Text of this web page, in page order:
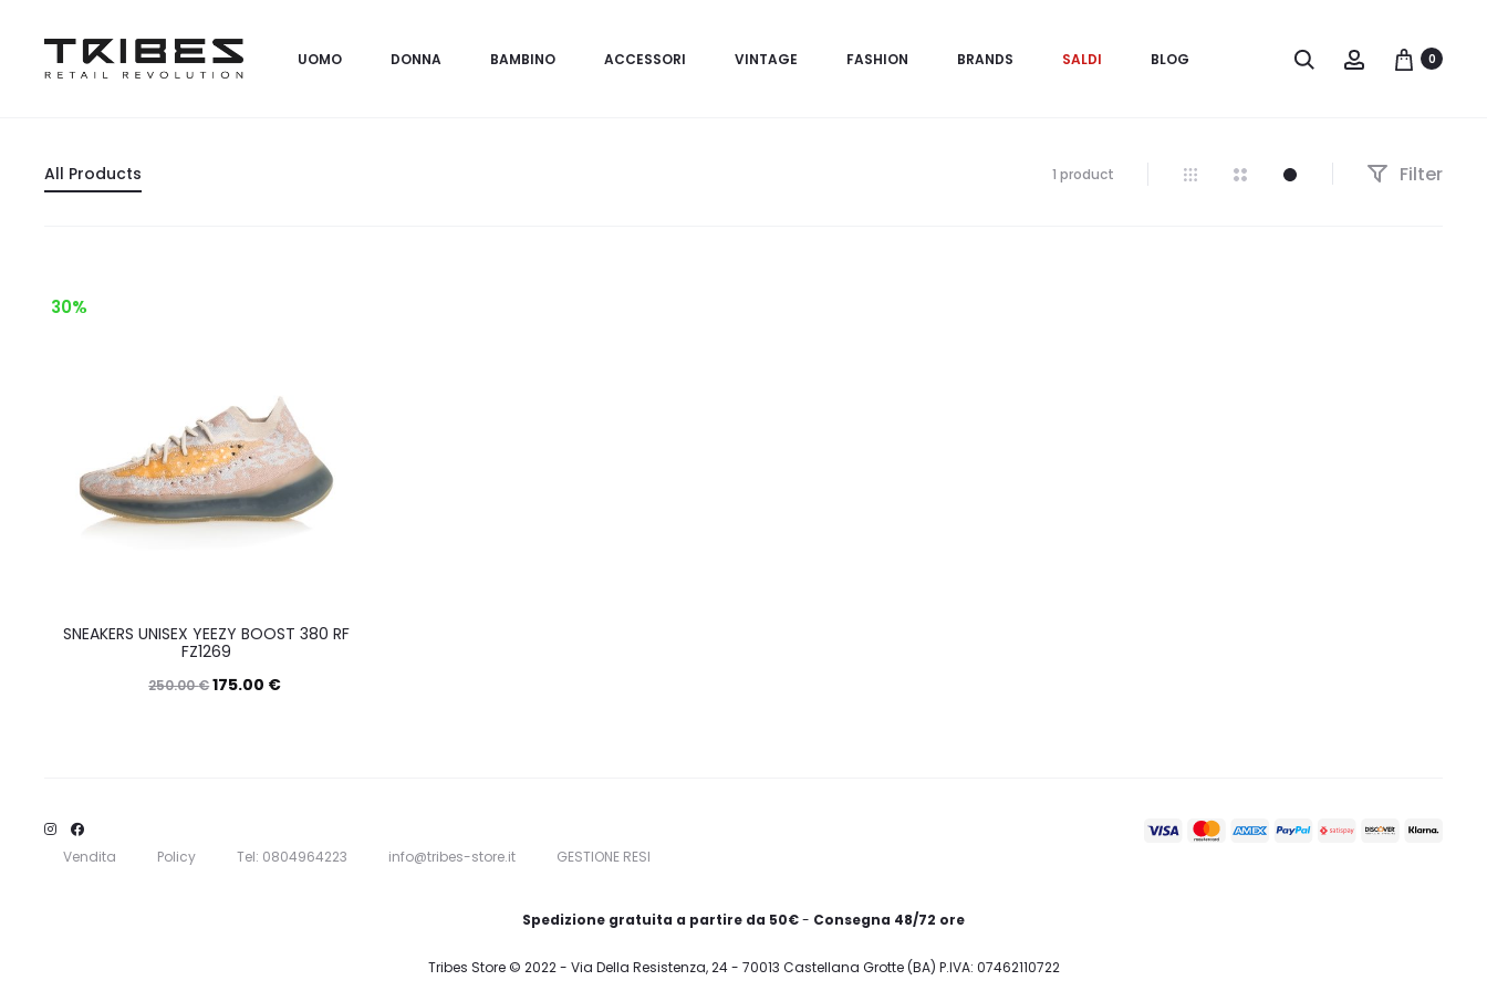
UOMO DONNA BAMBINO ACCESSORI VINTAGE FASHION BRANDS SALDI BLOG Search Account0
All Products 1 productVisualizzazione
Filter
30%
SNEAKERS UNISEX YEEZY BOOST 380 RF
FZ1269
250.00€175.00 €
varianti.
Vendita Policy Tel: 0804964223 info@tribes-store.it GESTIONE RESI
Spedizione gratuita a partire da 50€- Consegna 48/72 ore
Tribes Store © 2022 - Via Della Resistenza, 24 - 70013 Castellana Grotte (BA) P.IVA: 07462110722